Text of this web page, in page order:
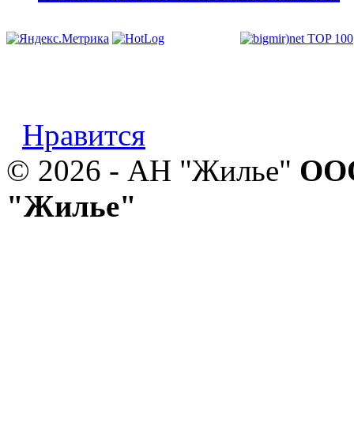
Нравится
© 2026 - АН "Жилье"
"Жилье"